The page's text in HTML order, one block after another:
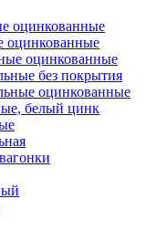
оцинкованные
оцинкованные
оцинкованные
без покрытия
оцинкованные
белый цинк